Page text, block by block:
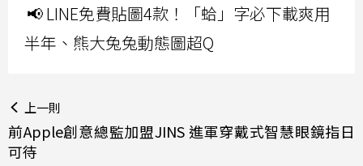
📢 LINE免費貼圖4款！「蛤」字必下載爽用
半年、熊大兔兔動態圖超Q
上一則
前Apple創意總監加盟JINS 進軍穿戴式智慧眼鏡指日
可待